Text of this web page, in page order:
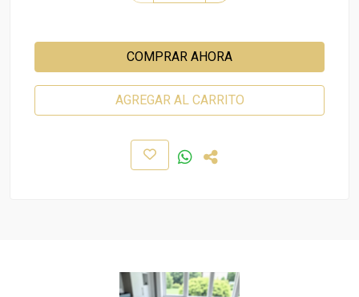
COMPRAR AHORA
AGREGAR AL CARRITO